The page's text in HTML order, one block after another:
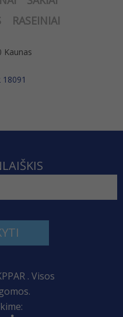
RASEINIAI
Kaunas
. Visos